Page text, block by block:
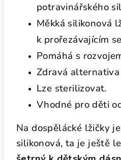
potravinářského
Měkká silikonová
k prořezávajícím
Pomáhá s
Zdravá
Lze sterilizovat.
Vhodné pro děti
Na dospělácké lžičky
silikonová, ta je ještě